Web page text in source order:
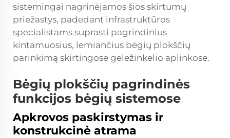
sistemingai nagrinėjamos šios skirtumų
priežastys, padedant infrastruktūros
specialistams suprasti pagrindinius
kintamuosius, lemiančius bėgių plokščių
parinkimą skirtingose geležinkelio aplinkose.
Bėgių plokščių pagrindinės
funkcijos bėgių sistemose
Apkrovos paskirstymas ir
konstrukcinė atrama